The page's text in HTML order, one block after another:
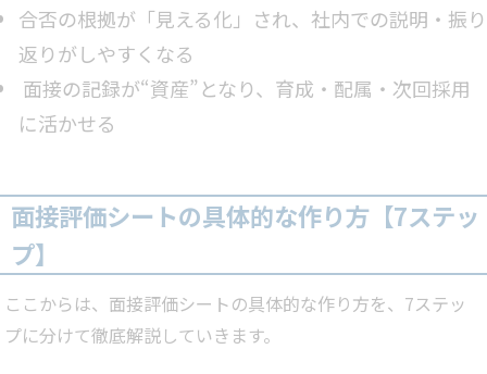
合否の根拠が「見える化」され、社内での説明・振り
返りがしやすくなる
面接の記録が“資産”となり、育成・配属・次回採用
に活かせる
面接評価シートの具体的な作り方【7ステッ
プ】
ここからは、面接評価シートの具体的な作り方を、7ステッ
プに分けて徹底解説していきます。